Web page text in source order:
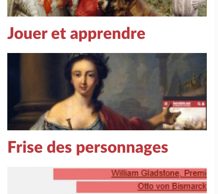
Jouer et apprendre
Frise des personnages